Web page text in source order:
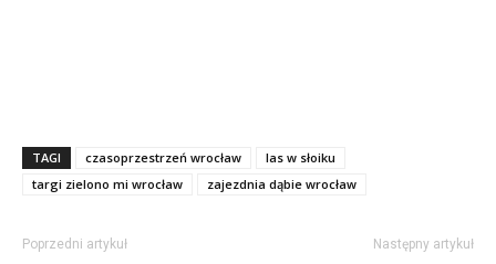
TAGI czasoprzestrzeń wrocław
las w słoiku
targi zielono mi wrocław
zajezdnia dąbie wrocław
Poprzedni artykuł Następny artykuł